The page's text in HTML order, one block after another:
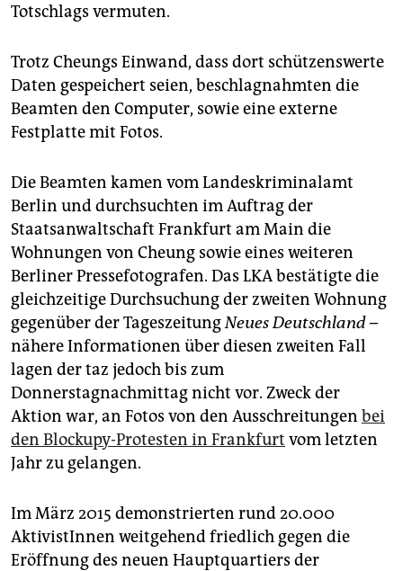
Totschlags vermuten.
Trotz Cheungs Einwand, dass dort schützenswerte
Daten gespeichert seien, beschlagnahmten die
Beamten den Computer, sowie eine externe
Festplatte mit Fotos.
Die Beamten kamen vom Landeskriminalamt
Berlin und durchsuchten im Auftrag der
Staatsanwaltschaft Frankfurt am Main die
Wohnungen von Cheung sowie eines weiteren
Berliner Pressefotografen. Das LKA bestätigte die
gleichzeitige Durchsuchung der zweiten Wohnung
gegenüber der TageszeitungNeues Deutschland–
nähere Informationen über diesen zweiten Fall
lagen der taz jedoch bis zum
Donnerstagnachmittag nicht vor. Zweck der
Aktion war, an Fotos von den Ausschreitungen bei
den Blockupy-Protesten in Frankfurt vom letzten
Jahr zu gelangen.
Im März 2015 demonstrierten rund 20.000
AktivistInnen weitgehend friedlich gegen die
Eröffnung des neuen Hauptquartiers der